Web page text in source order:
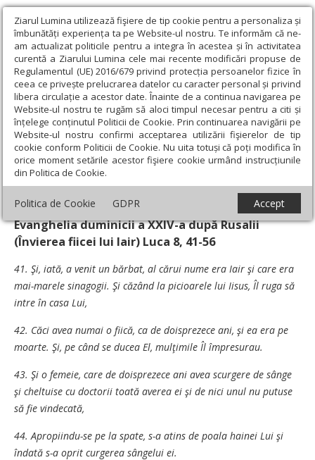
Ziarul Lumina utilizează fişiere de tip cookie pentru a personaliza și
îmbunătăți experiența ta pe Website-ul nostru. Te informăm că ne-
am actualizat politicile pentru a integra în acestea și în activitatea
curentă a Ziarului Lumina cele mai recente modificări propuse de
Regulamentul (UE) 2016/679 privind protecția persoanelor fizice în
ceea ce privește prelucrarea datelor cu caracter personal și privind
libera circulație a acestor date. Înainte de a continua navigarea pe
Website-ul nostru te rugăm să aloci timpul necesar pentru a citi și
înțelege conținutul Politicii de Cookie. Prin continuarea navigării pe
Website-ul nostru confirmi acceptarea utilizării fişierelor de tip
cookie conform Politicii de Cookie. Nu uita totuși că poți modifica în
orice moment setările acestor fişiere cookie urmând instrucțiunile
din Politica de Cookie.
Politica de Cookie GDPR Accept
Ziarul Lumina › Teologie și spiritualitate ›
Evanghelia de
Duminică › „N-a murit, ci doarme!“
„N-a murit, ci doarme!“
Data: 09 Noiembrie 2008
Evanghelia duminicii a XXIV-a după Rusalii
(Învierea fiicei lui Iair) Luca 8, 41-56
41. Şi, iată, a venit un bărbat, al cărui nume era Iair şi care era
mai-marele sinagogii. Şi căzând la picioarele lui Iisus, Îl ruga să
intre în casa Lui,
42. Căci avea numai o fiică, ca de doisprezece ani, şi ea era pe
moarte. Şi, pe când se ducea El, mulţimile Îl împresurau.
43. Şi o femeie, care de doisprezece ani avea scurgere de sânge
şi cheltuise cu doctorii toată averea ei şi de nici unul nu putuse
să fie vindecată,
44. Apropiindu-se pe la spate, s-a atins de poala hainei Lui şi
îndată s-a oprit curgerea sângelui ei.